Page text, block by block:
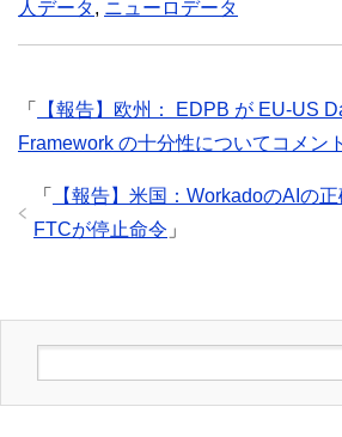
人データ, ニューロデータ
「
【報告】欧州： EDPB が EU-US
Framework の十分性についてコメント
「
【報告】米国：WorkadoのAIの
FTCが停止命令 」